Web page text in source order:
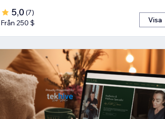
5,0 (7)
Från 250 $
Visa